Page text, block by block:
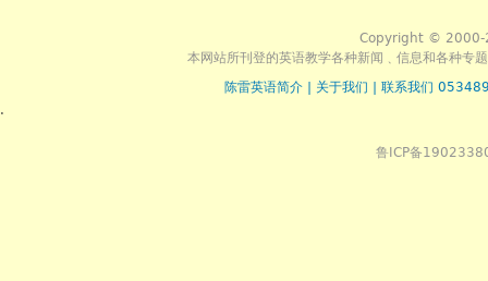
Copyright © 2000-
本网站所刊登的英语教学各种新闻﹑信息和各种专
陈雷英语简介
关于我们
联系我们
.
鲁ICP备